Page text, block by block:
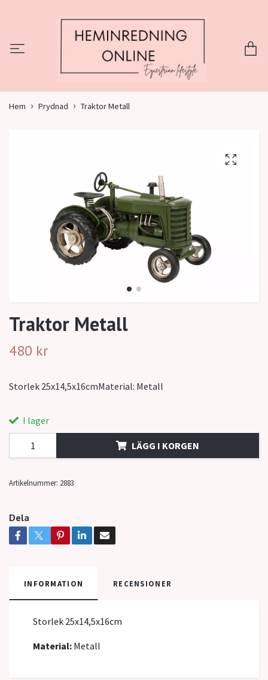
Hem Prydnad Traktor Metall
Traktor Metall
480 kr
Storlek 25x14,5x16cmMaterial: Metall
I lager
LÄGG I KORGEN
Artikelnummer: 2883
Dela
INFORMATION RECENSIONER
Storlek 25x14,5x16cm
Material: Metall